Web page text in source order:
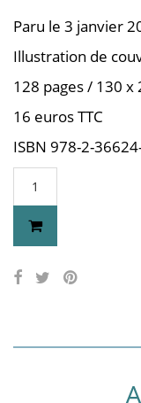
Paru le 3 janvier
Illustration de
128 pages / 130 x
16 euros TTC
ISBN 978-2-